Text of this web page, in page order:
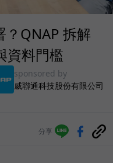
？QNAP 拆解
資料門檻
sponsored by
威聯通科技股份有限公司
分享